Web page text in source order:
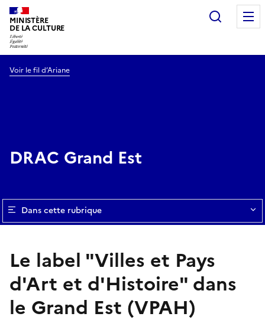
MINISTÈRE
DE LA CULTURE
Voir le fil d’Ariane
DRAC Grand Est
Dans cette rubrique
Le label "Villes et Pays
d'Art et d'Histoire" dans
le Grand Est (VPAH)